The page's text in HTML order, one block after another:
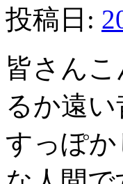
投稿日:
皆さん
るか遠
すっぽ